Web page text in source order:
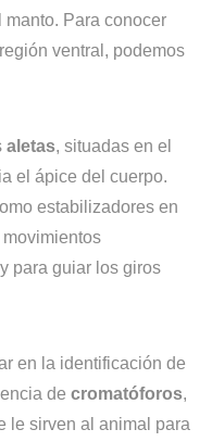
Para conocer
ventral, podemos
aletas, situadas en el
el ápice del cuerpo.
estabilizadores en
para guiar los giros
en la identificación de
de cromatóforos,
le sirven al animal para